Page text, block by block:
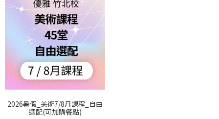
2026暑假_美術7/8月課程_自由
選配(可加購餐點)